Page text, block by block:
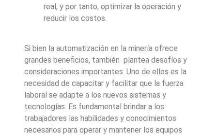
real, y por tanto, optimizar la operación y
reducir los costos.
Si bien la automatización en la minería ofrece
grandes beneficios, también plantea desafíos y
consideraciones importantes. Uno de ellos es la
necesidad de capacitar y facilitar que la fuerza
laboral se adapte a los nuevos sistemas y
tecnologías. Es fundamental brindar a los
trabajadores las habilidades y conocimientos
necesarios para operar y mantener los equipos